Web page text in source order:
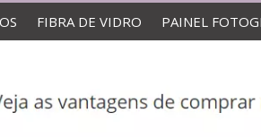
FIBRA DE VIDRO PAINEL